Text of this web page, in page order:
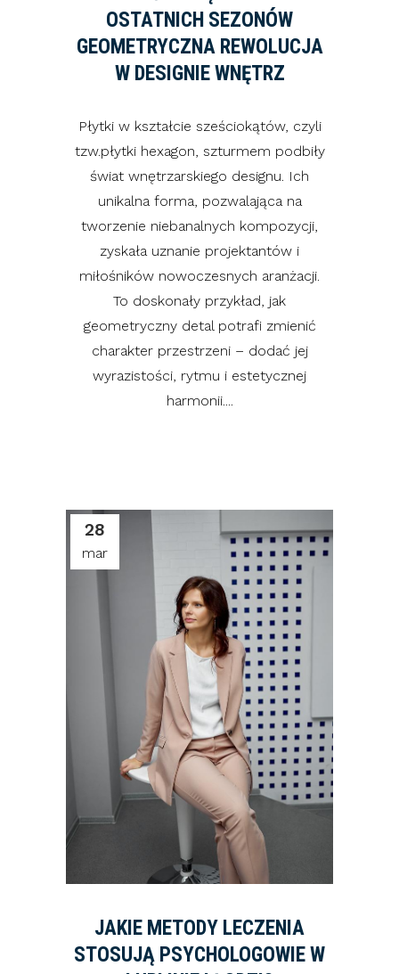
OSTATNICH SEZONÓW
GEOMETRYCZNA REWOLUCJA
W DESIGNIE WNĘTRZ
Płytki w kształcie sześciokątów, czyli
tzw.płytki hexagon, szturmem podbiły
świat wnętrzarskiego designu. Ich
unikalna forma, pozwalająca na
tworzenie niebanalnych kompozycji,
zyskała uznanie projektantów i
miłośników nowoczesnych aranżacji.
To doskonały przykład, jak
geometryczny detal potrafi zmienić
charakter przestrzeni – dodać jej
wyrazistości, rytmu i estetycznej
harmonii....
28
mar
JAKIE METODY LECZENIA
STOSUJĄ PSYCHOLOGOWIE W